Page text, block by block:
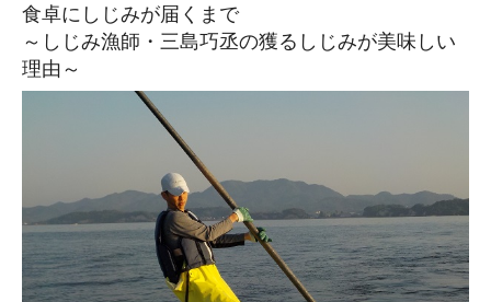
食卓にしじみが届くまで
～しじみ漁師・三島巧丞の獲るしじみが美味しい
理由～